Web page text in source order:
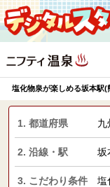
塩化物泉が楽しめる坂本駅
1. 都道府県 九
2. 沿線・駅 坂
3. こだわり条件 塩